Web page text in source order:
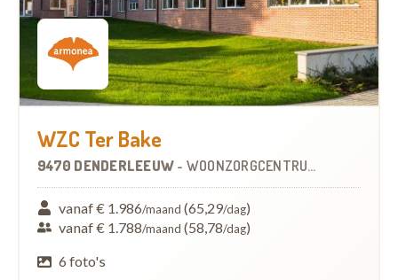
WZC Ter Bake
9470 DENDERLEEUW - WOONZORGCENTRUM (WZC)
vanaf € 1.986/maand (65,29/dag)
vanaf € 1.788/maand (58,78/dag)
6 foto's